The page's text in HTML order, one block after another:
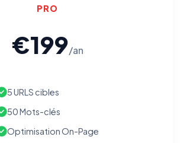
PRO
€199/an
5 URLS cibles
50 Mots-clés
Optimisation On-Page